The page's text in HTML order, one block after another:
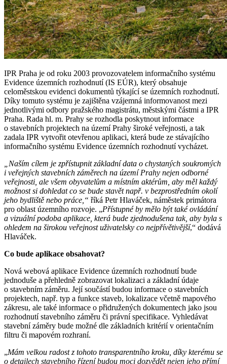
IPR Praha je od roku 2003 provozovatelem informačního systému
Evidence územních rozhodnutí (IS EÚR), který obsahuje
celoměstskou evidenci dokumentů týkající se územních rozhodnutí.
Díky tomuto systému je zajištěna vzájemná informovanost mezi
jednotlivými odbory pražského magistrátu, městskými částmi a IPR
Praha. Rada hl. m. Prahy se rozhodla poskytnout informace
o stavebních projektech na území Prahy široké veřejnosti, a tak
zadala IPR vytvořit otevřenou aplikaci, která bude ze stávajícího
informačního systému Evidence územních rozhodnutí vycházet.
„Naším cílem je zpřístupnit základní data o chystaných soukromých
i veřejných stavebních záměrech na území Prahy nejen odborné
veřejnosti, ale všem obyvatelům a místním aktérům, aby měl každý
možnost si dohledat co se bude stavět např. v bezprostředním okolí
jeho bydliště nebo práce,“ říká Petr Hlaváček, náměstek primátora
pro oblast územního rozvoje. „Přístupné by mělo být také ovládání
a vizuální podoba aplikace, která bude zjednodušena tak, aby byla s
ohledem na širokou veřejnost uživatelsky co nejpřívětivější,“ dodává
Hlaváček.
Co bude aplikace obsahovat?
Nová webová aplikace Evidence územních rozhodnutí bude
jednoduše a přehledně zobrazovat lokalizaci a základní údaje
o stavebním záměru. Její součástí budou informace o stavebních
projektech, např. typ a funkce staveb, lokalizace včetně mapového
zákresu, ale také informace o přidružených dokumentech jako jsou
rozhodnutí stavebního záměru či právní specifikace. Vyhledávat
stavební záměry bude možné dle základních kritérií v orientačním
filtru či mapovém rozhraní.
„Mám velkou radost z tohoto transparentního kroku, díky kterému se
o detailech stavebního řízení budou moci dozvědět nejen jeho přímí